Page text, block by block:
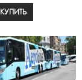
КУПИТЬ